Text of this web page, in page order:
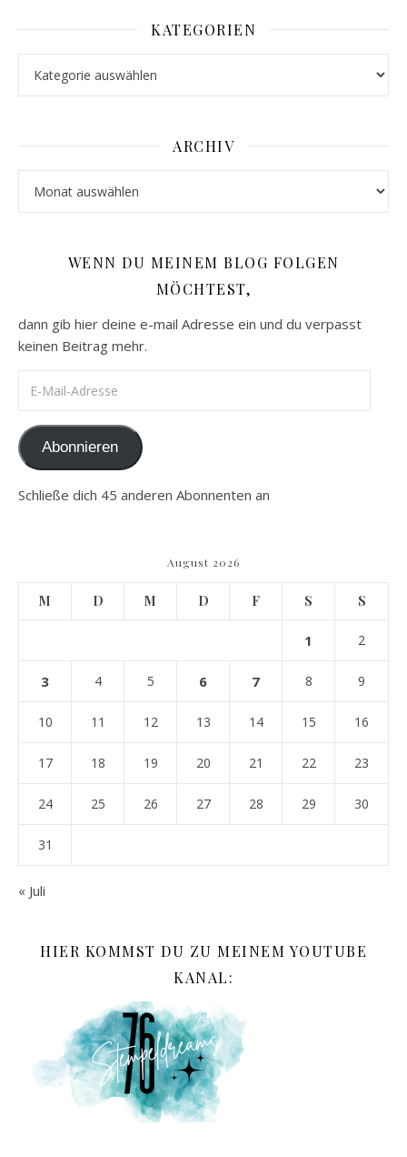
KATEGORIEN
ARCHIV
WENN DU MEINEM BLOG FOLGEN
MÖCHTEST,
dann gib hier deine e-mail Adresse ein und du verpasst
keinen Beitrag mehr.
Abonnieren
Schließe dich 45 anderen Abonnenten an
August 2026
M D M D F S S
1 2
3 4 5 6 7 8 9
10 11 12 13 14 15 16
17 18 19 20 21 22 23
24 25 26 27 28 29 30
31
« Juli
HIER KOMMST DU ZU MEINEM YOUTUBE
KANAL: